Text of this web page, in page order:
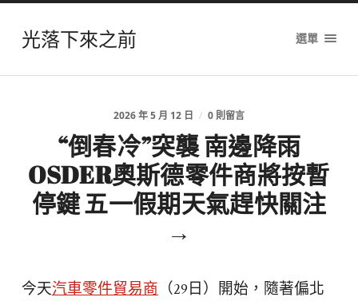
光落下來之前 選單
2026 年 5 月 12 日 / 0 則留言
“倒春冷”突襲 南邊降雨
OSDER奧斯德零件商將按暫
停鍵 五一假期天氣趕快關注
→
今天汽車零件貿易商（29日）開始，隨著偏北